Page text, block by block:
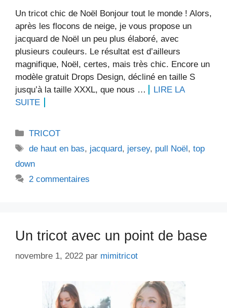
Un tricot chic de Noël Bonjour tout le monde ! Alors,
après les flocons de neige, je vous propose un
jacquard de Noël un peu plus élaboré, avec
plusieurs couleurs. Le résultat est d’ailleurs
magnifique, Noël, certes, mais très chic. Encore un
modèle gratuit Drops Design, décliné en taille S
jusqu’à la taille XXXL, que nous …
LIRE LA
SUITE
Catégories
TRICOT
Étiquettes
de haut en bas, jacquard, jersey, pull Noël ,top
down
2 commentaires
Un tricot avec un point de base
novembre 1, 2022 par mimitricot